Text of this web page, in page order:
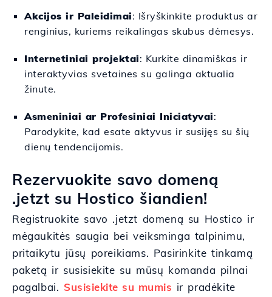
Akcijos ir Paleidimai: Išryškinkite produktus ar
renginius, kuriems reikalingas skubus dėmesys.
Internetiniai projektai: Kurkite dinamiškas ir
interaktyvias svetaines su galinga aktualia
žinute.
Asmeniniai ar Profesiniai Iniciatyvai:
Parodykite, kad esate aktyvus ir susijęs su šių
dienų tendencijomis.
Rezervuokite savo domeną
.jetzt su Hostico šiandien!
Registruokite savo .jetzt domeną su Hostico ir
mėgaukitės saugia bei veiksminga talpinimu,
pritaikytu jūsų poreikiams. Pasirinkite tinkamą
paketą ir susisiekite su mūsų komanda pilnai
pagalbai. Susisiekite su mumis ir pradėkite